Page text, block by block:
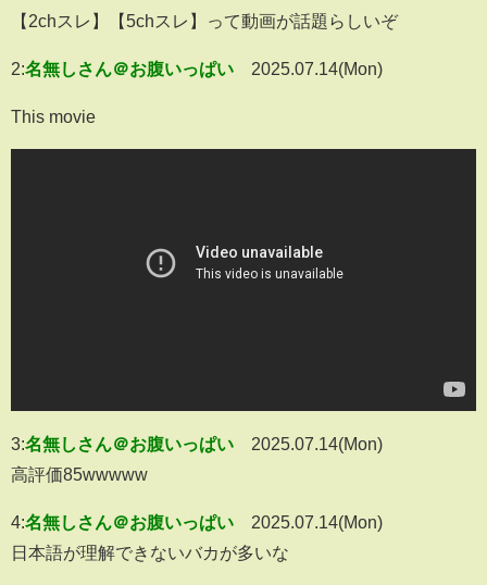
【2chスレ】【5chスレ】って動画が話題らしいぞ
2:名無しさん＠お腹いっぱい 2025.07.14(Mon)
This movie
3:名無しさん＠お腹いっぱい
2025.07.14(Mon)
高評価85wwwww
4:名無しさん＠お腹いっぱい
2025.07.14(Mon)
日本語が理解できないバカが多いな